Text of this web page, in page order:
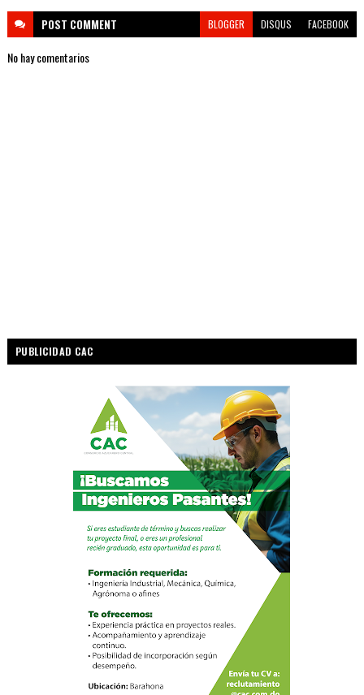
POST COMMENT BLOGGER DISQUS FACEBOOK
No hay comentarios
PUBLICIDAD CAC